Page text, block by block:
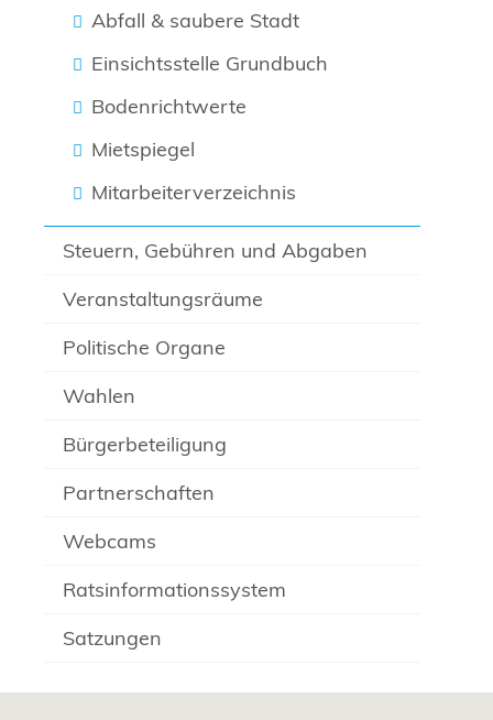
Abfall & saubere Stadt
Einsichtsstelle Grundbuch
Bodenrichtwerte
Mietspiegel
Mitarbeiterverzeichnis
Steuern, Gebühren und Abgaben
Veranstaltungsräume
Politische Organe
Wahlen
Bürgerbeteiligung
Partnerschaften
Webcams
Ratsinformationssystem
Satzungen